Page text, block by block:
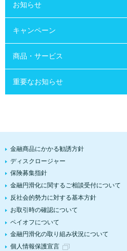
お知らせ
キャンペーン
商品・サービス
重要なお知らせ
金融商品にかかる勧誘方針
ディスクロージャー
保険募集指針
金融円滑化に関するご相談受付について
反社会的勢力に対する基本方針
お取引時の確認について
ペイオフについて
金融円滑化の取り組み状況について
個人情報保護宣言